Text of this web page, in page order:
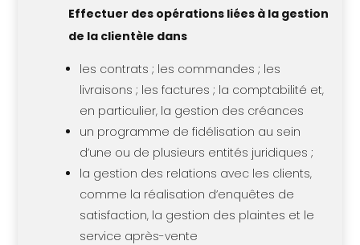
Effectuer des opérations liées à la gestion
de la clientèle dans
les contrats ; les commandes ; les
livraisons ; les factures ; la comptabilité et,
en particulier, la gestion des créances
un programme de fidélisation au sein
d’une ou de plusieurs entités juridiques ;
la gestion des relations avec les clients,
comme la réalisation d’enquêtes de
satisfaction, la gestion des plaintes et le
service après-vente